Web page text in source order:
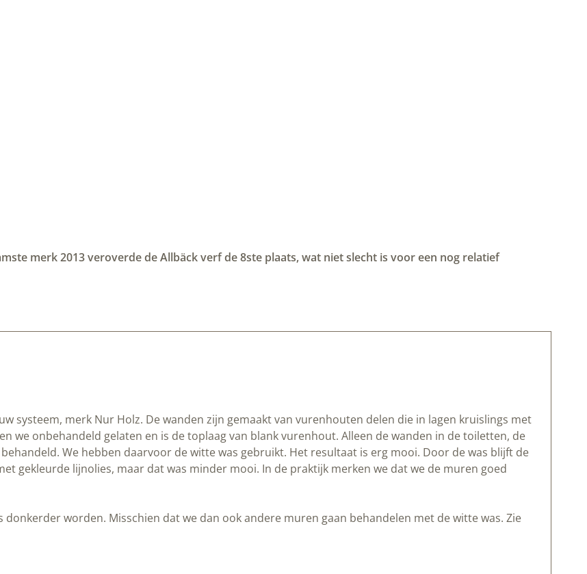
merk 2013 veroverde de Allbäck verf de 8ste plaats, wat niet slecht is voor een nog relatief
systeem, merk Nur Holz. De wanden zijn gemaakt van vurenhouten delen die in lagen kruislings met
we onbehandeld gelaten en is de toplaag van blank vurenhout. Alleen de wanden in de toiletten, de
We hebben daarvoor de witte was gebruikt. Het resultaat is erg mooi. Door de was blijft de
gekleurde lijnolies, maar dat was minder mooi. In de praktijk merken we dat we de muren goed
worden. Misschien dat we dan ook andere muren gaan behandelen met de witte was. Zie